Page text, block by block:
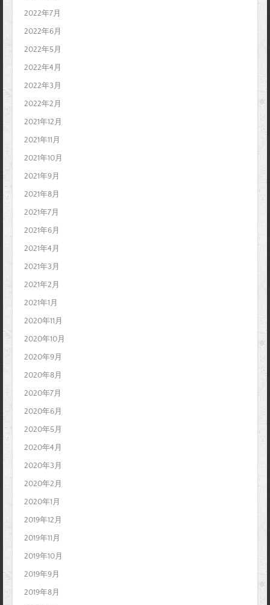
2022年7月
2022年6月
2022年5月
2022年4月
2022年3月
2022年2月
2021年12月
2021年11月
2021年10月
2021年9月
2021年8月
2021年7月
2021年6月
2021年4月
2021年3月
2021年2月
2021年1月
2020年11月
2020年10月
2020年9月
2020年8月
2020年7月
2020年6月
2020年5月
2020年4月
2020年3月
2020年2月
2020年1月
2019年12月
2019年11月
2019年10月
2019年9月
2019年8月